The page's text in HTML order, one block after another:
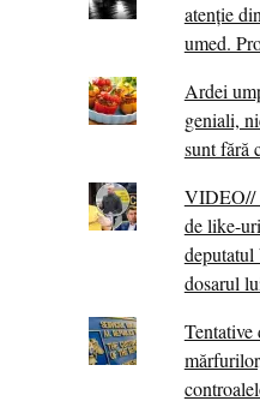
atenție
umed.
Ardei
geniali,
sunt fără
VIDEO//
de like-
dosarul